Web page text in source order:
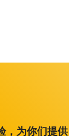
，为你们提供